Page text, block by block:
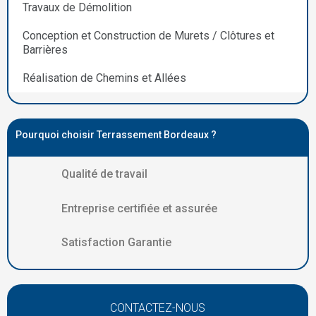
Travaux de Démolition
Conception et Construction de Murets / Clôtures et
Barrières
Réalisation de Chemins et Allées
Pourquoi choisir Terrassement Bordeaux ?
Qualité de travail
Entreprise certifiée et assurée
Satisfaction Garantie
CONTACTEZ-NOUS